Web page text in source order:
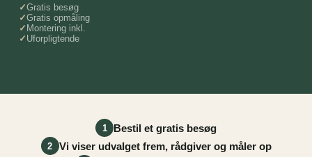
Gratis besøg
Gratis opmåling
Montering inkl.
Uforpligtende
1 Bestil et gratis besøg
2 Vi viser udvalget frem, rådgiver og måler op